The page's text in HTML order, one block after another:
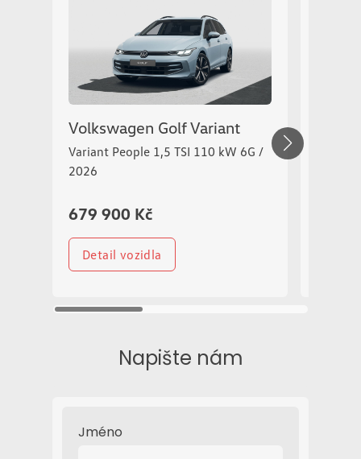
Volkswagen Golf Variant
Variant People 1,5 TSI 110 kW 6G /
2026
679 900 Kč
Detail vozidla
Napište nám
Jméno